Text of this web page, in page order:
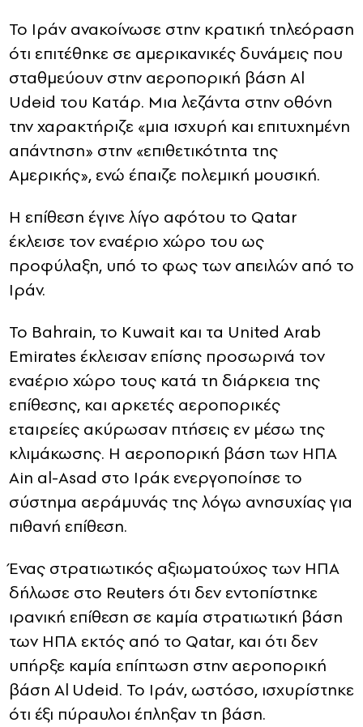
Το Ιράν ανακοίνωσε στην κρατική τηλεόραση
ότι επιτέθηκε σε αμερικανικές δυνάμεις που
σταθμεύουν στην αεροπορική βάση Al
Udeid του Κατάρ. Μια λεζάντα στην οθόνη
την χαρακτήριζε «μια ισχυρή και επιτυχημένη
απάντηση» στην «επιθετικότητα της
Αμερικής», ενώ έπαιζε πολεμική μουσική.
Η επίθεση έγινε λίγο αφότου το Qatar
έκλεισε τον εναέριο χώρο του ως
προφύλαξη, υπό το φως των απειλών από το
Ιράν.
Το Bahrain, το Kuwait και τα United Arab
Emirates έκλεισαν επίσης προσωρινά τον
εναέριο χώρο τους κατά τη διάρκεια της
επίθεσης, και αρκετές αεροπορικές
εταιρείες ακύρωσαν πτήσεις εν μέσω της
κλιμάκωσης. Η αεροπορική βάση των ΗΠΑ
Ain al-Asad στο Ιράκ ενεργοποίησε το
σύστημα αεράμυνάς της λόγω ανησυχίας για
πιθανή επίθεση.
Ένας στρατιωτικός αξιωματούχος των ΗΠΑ
δήλωσε στο Reuters ότι δεν εντοπίστηκε
ιρανική επίθεση σε καμία στρατιωτική βάση
των ΗΠΑ εκτός από το Qatar, και ότι δεν
υπήρξε καμία επίπτωση στην αεροπορική
βάση Al Udeid. Το Ιράν, ωστόσο, ισχυρίστηκε
ότι έξι πύραυλοι έπληξαν τη βάση.